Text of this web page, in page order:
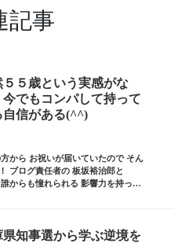
記事
５５歳という実感がな
今でもコンパして持って
自信がある(^^)
から お祝いが届いていたので そん
ブログ責任者の 板坂裕治郎と
からも憧れられる 影響力を持った
県知事選から学ぶ逆境を